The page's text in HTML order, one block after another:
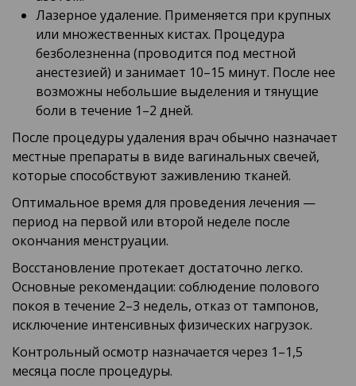
Лазерное удаление. Применяется при крупных
или множественных кистах. Процедура
безболезненна (проводится под местной
анестезией) и занимает 10–15 минут. После нее
возможны небольшие выделения и тянущие
боли в течение 1–2 дней.
После процедуры удаления врач обычно назначает
местные препараты в виде вагинальных свечей,
которые способствуют заживлению тканей.
Оптимальное время для проведения лечения —
период на первой или второй неделе после
окончания менструации.
Восстановление протекает достаточно легко.
Основные рекомендации: соблюдение полового
покоя в течение 2–3 недель, отказ от тампонов,
исключение интенсивных физических нагрузок.
Контрольный осмотр назначается через 1–1,5
месяца после процедуры.